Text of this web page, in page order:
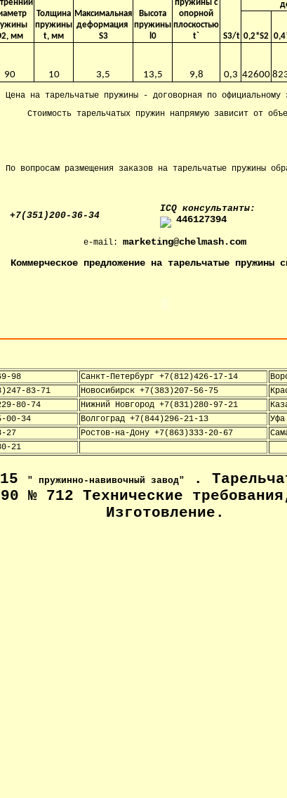
мм
Толщина
пружины
t, мм
Максимальная
деформация
S3
Высота
пружины
l0
пружины с
опорной
плоскостью
t`
S3/t 0,2*S2
90 10 3,5 13,5 9,8 0,3 42600
Цена на тарельчатые пружины - договорная по официальному
Стоимость тарельчатых пружин напрямую зависит от
По вопросам размещения заказов на тарельчатые пружины
+7(351)200-36-34
IСQ консультанты:
446127394
e-mail:marketing@chelmash.com
Коммерческое предложение на тарельчатые пружины
98 Санкт-Петербург +7(812)426-17-14
83-71
Новосибирск +7(383)207-56-75
80-74
Нижний Новгород +7(831)280-97-21
00-34
Волгоград +7(844)296-21-13
27
Ростов-на-Дону +7(863)333-20-67
21
" пружинно-навивочный завод"
.
№ 712 Технические
Изготовление .